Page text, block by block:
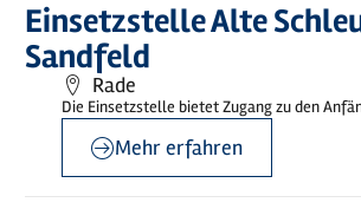
Einsetzstelle Alte
Sandfeld
Rade
Die Einsetzstelle bietet Zugang zu den
Mehr
erfahren
Mehr erfahren